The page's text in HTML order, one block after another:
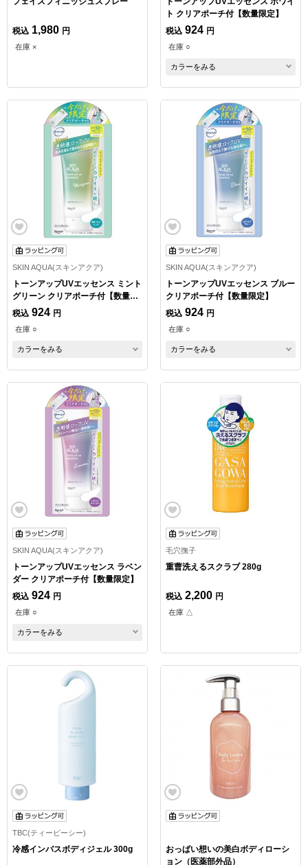
税込 1,980 円
在庫 ×
ト クリアポーチ付【数量限定】
税込 924 円
在庫 ○
カラーをみる
SKIN AQUA(スキンアクア)
トーンアップUVエッセンス ミント
グリーン クリアポーチ付【数量限
定】
税込 924 円
在庫 ○
カラーをみる
SKIN AQUA(スキンアクア)
トーンアップUVエッセンス ブルー
クリアポーチ付【数量限定】
税込 924 円
在庫 ○
カラーをみる
SKIN AQUA(スキンアクア)
トーンアップUVエッセンス ラベン
ダー クリアポーチ付【数量限定】
税込 924 円
在庫 ○
カラーをみる
毛穴撫子
重曹洗えるスクラブ 280g
税込 2,200 円
在庫 △
TBC(ティービーシー)
冷感インバスボディジェル 300g
おっぱい想いの美白ボディローシ
ョン（医薬部外品）